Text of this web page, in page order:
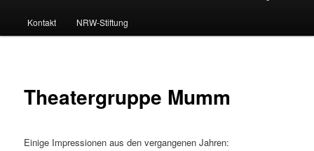
Kontakt NRW-Stiftung
Theatergruppe Mumm
Einige Impressionen aus den vergangenen Jahren: